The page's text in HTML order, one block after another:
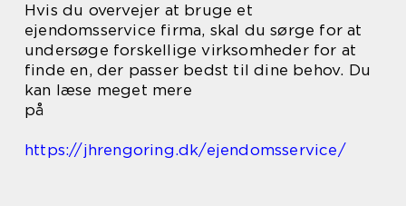
Hvis du overvejer at bruge et
ejendomsservice firma, skal du sørge for at
undersøge forskellige virksomheder for at
finde en, der passer bedst til dine behov. Du
kan læse meget mere
på
https://jhrengoring.dk/ejendomsservice/